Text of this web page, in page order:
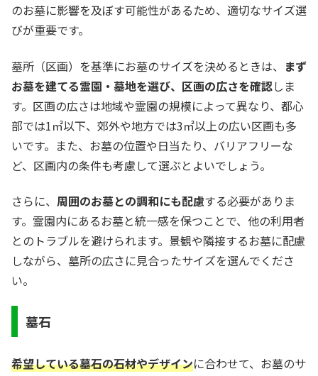
のお墓に影響を及ぼす可能性があるため、適切なサイズ選
びが重要です。
墓所（区画）を基準にお墓のサイズを決めるときは、 まず
お墓を建てる霊園・墓地を選び、区画の広さを確認しま
す。区画の広さは地域や霊園の規模によって異なり、都心
部では1㎡以下、郊外や地方では3㎡以上の広い区画も多
いです。また、お墓の位置や日当たり、バリアフリーな
ど、区画内の条件も考慮して選ぶとよいでしょう。
さらに、 周囲のお墓との調和にも配慮する必要がありま
す。霊園内にあるお墓と統一感を保つことで、他の利用者
とのトラブルを避けられます。景観や隣接するお墓に配慮
しながら、墓所の広さに見合ったサイズを選んでくださ
い。
墓石
希望している墓石の石材やデザインに合わせて、お墓のサ